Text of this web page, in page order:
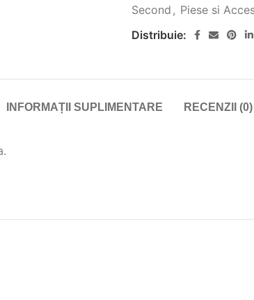
Second , Piese si
Distribuie:
INFORMAȚII SUPLIMENTARE RECENZII (0)